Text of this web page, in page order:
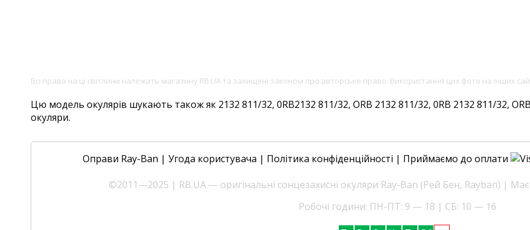
Всі права на ці світлини належать магазину RB.UA та захищені законом про авторське право. Використання цих фото на інших
Цю модель окулярів шукають також як 2132 811/32, 0RB2132 811/32, ORB 2132 811/32, 0RB 2132 811/32,
окуляри.
Оправи Ray-Ban | Угода користувача | Політика конфіденційності | Приймаємо до оплати
©2011—2025 | RB.UA — оригінальні сонцезахисні окуляри Ray-Ban (Рей Бен, Rayban) |
Робочі години: ПН-ПТ: 9 — 18 | СБ: 10 — 16